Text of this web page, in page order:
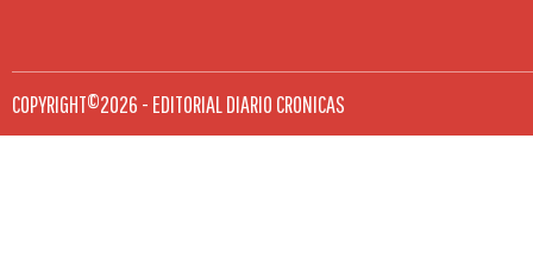
COPYRIGHT©2026 - EDITORIAL DIARIO CRONICAS